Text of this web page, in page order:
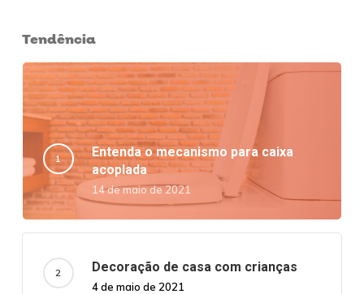
Tendência
Entenda o mecanismo para caixa
acoplada
14 de maio de 2021
Decoração de casa com crianças
4 de maio de 2021